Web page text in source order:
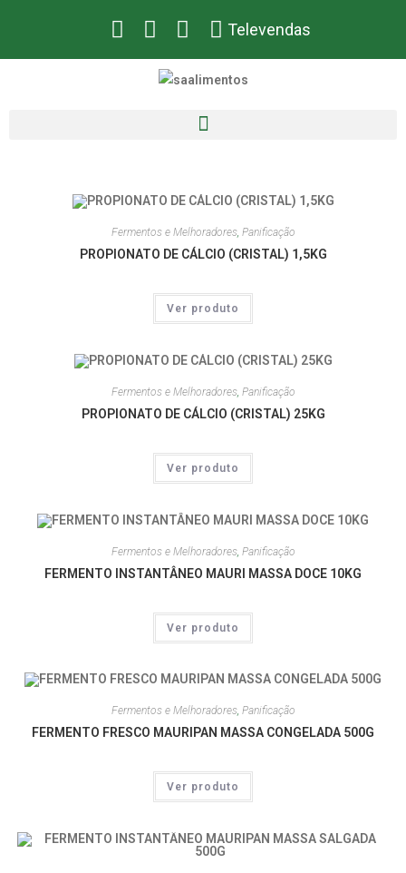
Televendas
Fermentos e Melhoradores, Panificação
PROPIONATO DE CÁLCIO (CRISTAL) 1,5KG
Ver produto
Fermentos e Melhoradores, Panificação
PROPIONATO DE CÁLCIO (CRISTAL) 25KG
Ver produto
Fermentos e Melhoradores, Panificação
FERMENTO INSTANTÂNEO MAURI MASSA DOCE 10KG
Ver produto
Fermentos e Melhoradores, Panificação
FERMENTO FRESCO MAURIPAN MASSA CONGELADA 500G
Ver produto